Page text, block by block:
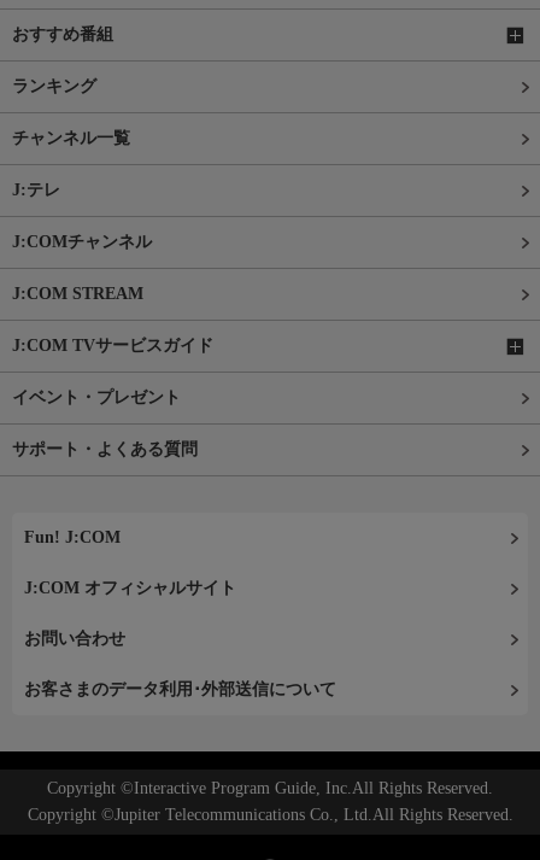
おすすめ番組
ランキング
チャンネル一覧
J:テレ
J:COMチャンネル
J:COM STREAM
J:COM TVサービスガイド
イベント・プレゼント
サポート・よくある質問
Fun! J:COM
J:COM オフィシャルサイト
お問い合わせ
お客さまのデータ利用･外部送信について
Copyright ©Interactive Program Guide, Inc.All Rights Reserved.
Copyright ©Jupiter Telecommunications Co., Ltd.All Rights Reserved.